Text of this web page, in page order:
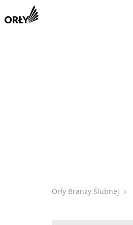
Orły Branży Ślubnej